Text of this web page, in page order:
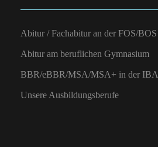
Abitur / Fachabitur an der FOS/BOS
Abitur am beruflichen Gymnasium
BBR/eBBR/MSA/MSA+ in der IBA
Unsere Ausbildungsberufe